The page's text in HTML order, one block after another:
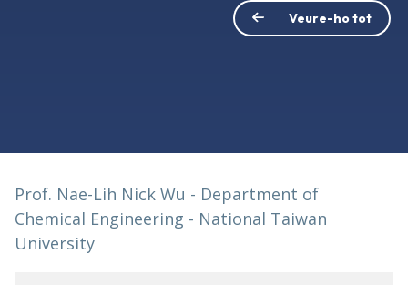
Veure-ho tot
Prof. Nae-Lih Nick Wu - Department of
Chemical Engineering - National Taiwan
University